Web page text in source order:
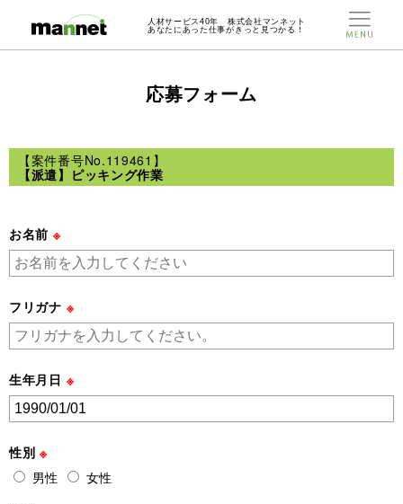
人材サービス40年 株式会社マンネット
あなたにあった仕事がきっと見つかる！
応募フォーム
【案件番号No.119461】
【派遣】ピッキング作業
お名前 ※
フリガナ ※
生年月日 ※
性別※
男性
女性